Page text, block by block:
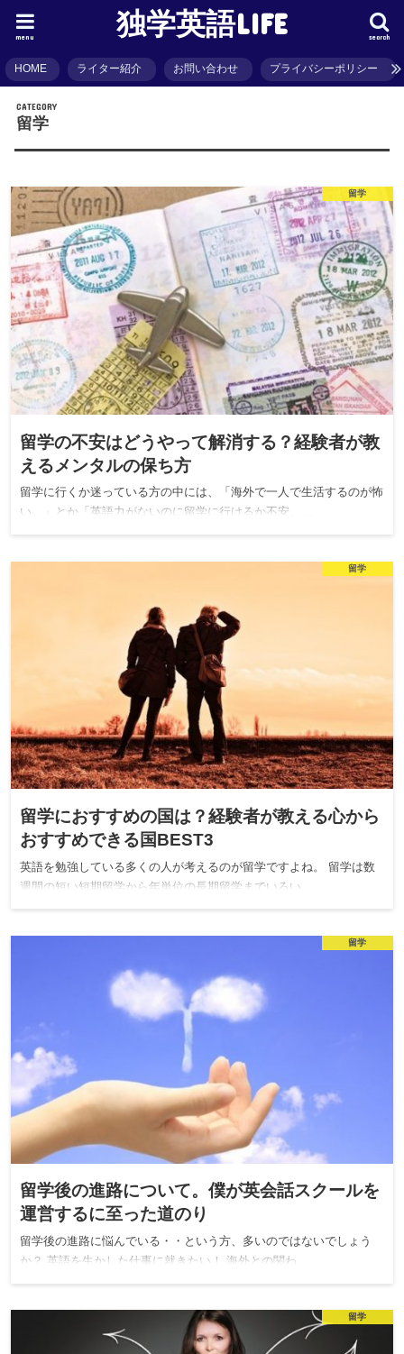
独学英語LIFE search
menu
HOME ライター紹介 お問い合わせ プライバシーポリシー
CATEGORY
留学
留学
留学の不安はどうやって解消する？経験者が教
えるメンタルの保ち方
留学に行くか迷っている方の中には、「海外で一人で生活するのが怖
い。」とか「英語力がないのに留学に行けるか不安。…
留学
留学におすすめの国は？経験者が教える心から
おすすめできる国BEST3
英語を勉強している多くの人が考えるのが留学ですよね。 留学は数
週間の短い短期留学から年単位の長期留学までいろい…
留学
留学後の進路について。僕が英会話スクールを
運営するに至った道のり
留学後の進路に悩んでいる・・という方、多いのではないでしょう
か？ 英語を生かした仕事に就きたい！ 海外との関わ…
留学